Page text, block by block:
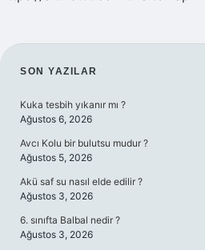
SIDEBAR
SON YAZILAR
Kuka tesbih yıkanır mı ?
Ağustos 6, 2026
Avcı Kolu bir bulutsu mudur ?
Ağustos 5, 2026
Akü saf su nasıl elde edilir ?
Ağustos 3, 2026
6. sınıfta Balbal nedir ?
Ağustos 3, 2026